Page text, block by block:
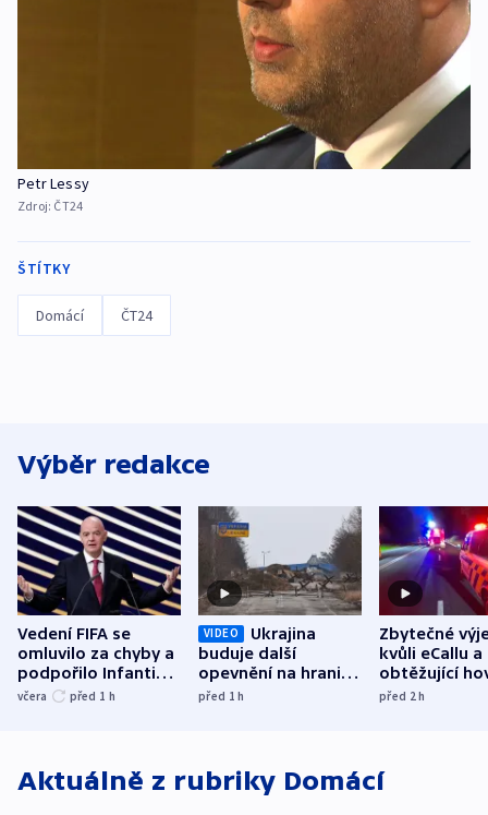
Petr Lessy
Zdroj: ČT24
ŠTÍTKY
Domácí ČT24
Výběr redakce
Vedení FIFA se
omluvilo za chyby a
podpořilo Infantina.
UEFA trvá na
včera před 1 h
VIDEO
Ukrajina
buduje další
opevnění na hranici
s Běloruskem
před 1h
Zbytečné
kvůli eCallu a
obtěžující
zdržují
před 2h
Aktuálně z rubriky Domácí